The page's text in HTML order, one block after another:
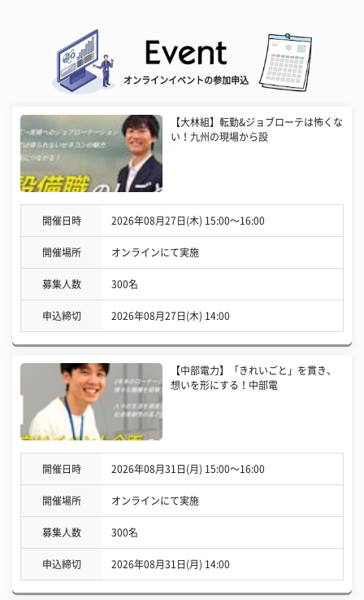
オンラインイベントの参加申込
【大林組】転勤&ジョブローテは怖くな
い！九州の現場から設
開催日時 2026年08月27日(木) 15:00〜16:00
開催場所 オンラインにて実施
募集人数 300名
申込締切 2026年08月27日(木) 14:00
【中部電力】「きれいごと」を貫き、
想いを形にする！中部電
開催日時 2026年08月31日(月) 15:00〜16:00
開催場所 オンラインにて実施
募集人数 300名
申込締切 2026年08月31日(月) 14:00